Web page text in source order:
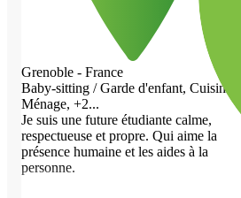
Grenoble - France
Baby-sitting / Garde d'enfant, Cuisine,
Ménage, +2...
Je suis une future étudiante calme,
respectueuse et propre. Qui aime la
présence humaine et les aides à la
personne.